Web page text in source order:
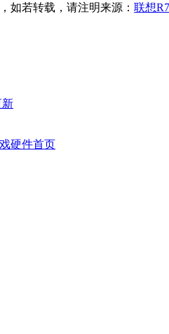
如若转载，请注明来源： 联想
新
硬件首页